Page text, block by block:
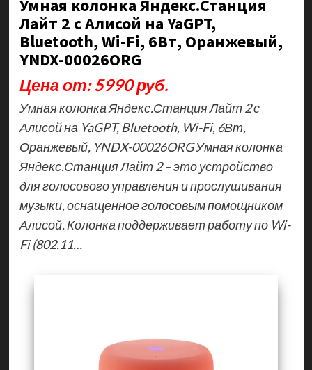
Умная колонка Яндекс.Станция
Лайт 2 с Алисой на YaGPT,
Bluetooth, Wi-Fi, 6Вт, Оранжевый,
YNDX-00026ORG
Цена от: 5990 руб.
Умная колонка Яндекс.Станция Лайт 2 с
Алисой на YaGPT, Bluetooth, Wi-Fi, 6Вт,
Оранжевый, YNDX-00026ORG Умная колонка
Яндекс.Станция Лайт 2 – это устройство
для голосового управления и прослушивания
музыки, оснащенное голосовым помощником
Алисой. Колонка поддерживает работу по Wi-
Fi (802.11…